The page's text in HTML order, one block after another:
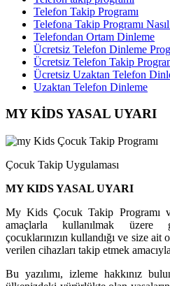
Telefon Takip Programı
Telefona Takip Programı
Telefondan Ortam Dinleme
Ücretsiz Telefon Dinleme
Ücretsiz Telefon Takip
Ücretsiz Uzaktan Telefon
Uzaktan Telefon Dinleme
MY KİDS YASAL UYARI
Çocuk Takip Uygulaması
MY KIDS YASAL UYARI
My Kids Çocuk Takip Programı
amaçlarla kullanılmak üzere
çocuklarınızın kullandığı ve size
verilen cihazları takip etmek amacıyla
Bu yazılımı, izleme hakkınız